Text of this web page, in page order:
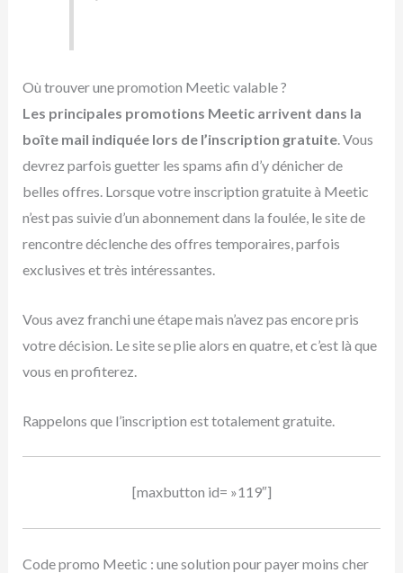
Où trouver une promotion Meetic valable ?
Les principales promotions Meetic arrivent dans la
boîte mail indiquée lors de l’inscription gratuite. Vous
devrez parfois guetter les spams afin d’y dénicher de
belles offres. Lorsque votre inscription gratuite à Meetic
n’est pas suivie d’un abonnement dans la foulée, le site de
rencontre déclenche des offres temporaires, parfois
exclusives et très intéressantes.
Vous avez franchi une étape mais n’avez pas encore pris
votre décision. Le site se plie alors en quatre, et c’est là que
vous en profiterez.
Rappelons que l’inscription est totalement gratuite.
[maxbutton id= »119″]
Code promo Meetic : une solution pour payer moins cher